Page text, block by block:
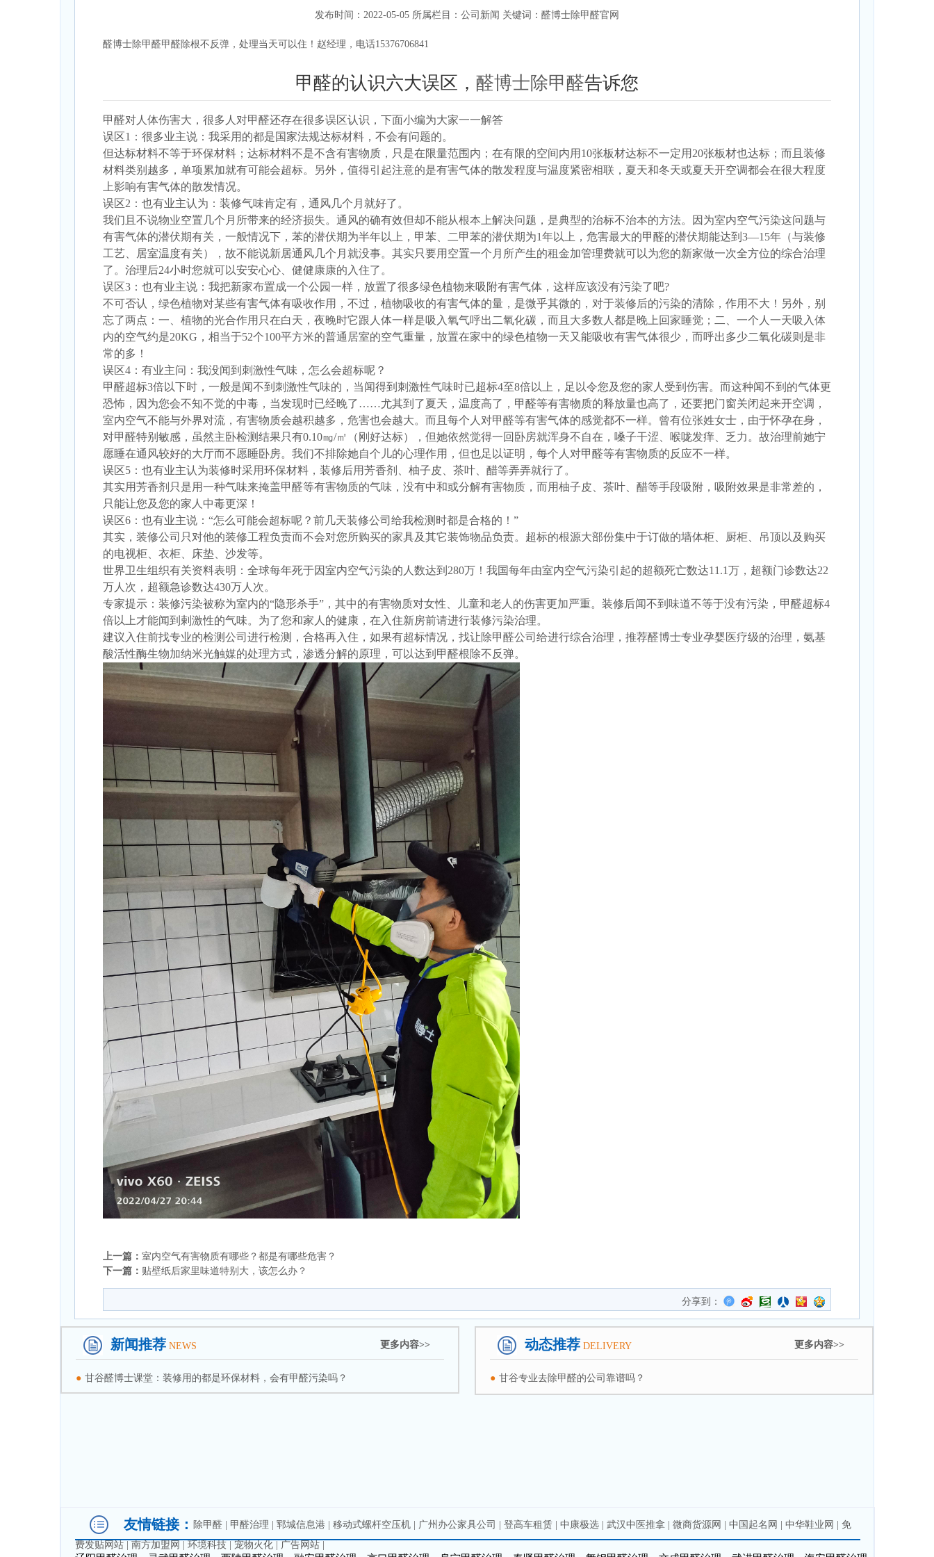
发布时间：2022-05-05 所属栏目：公司新闻 关键词：醛博士除甲醛官网
醛博士除甲醛甲醛除根不反弹，处理当天可以住！赵经理，电话15376706841
甲醛的认识六大误区， 醛博士除甲醛告诉您
甲醛对人体伤害大，很多人对甲醛还存在很多误区认识，下面小编为大家一一解答
误区1：很多业主说：我采用的都是国家法规达标材料，不会有问题的。
但达标材料不等于环保材料；达标材料不是不含有害物质，只是在限量范围内；在有限的空间内用10张板材达标不一定用20张板材也达标；而且装修
材料类别越多，单项累加就有可能会超标。另外，值得引起注意的是有害气体的散发程度与温度紧密相联，夏天和冬天或夏天开空调都会在很大程度
上影响有害气体的散发情况。
误区2：也有业主认为：装修气味肯定有，通风几个月就好了。
我们且不说物业空置几个月所带来的经济损失。通风的确有效但却不能从根本上解决问题，是典型的治标不治本的方法。因为室内空气污染这问题与
有害气体的潜伏期有关，一般情况下，苯的潜伏期为半年以上，甲苯、二甲苯的潜伏期为1年以上，危害最大的甲醛的潜伏期能达到3—15年（与装修
工艺、居室温度有关），故不能说新居通风几个月就没事。其实只要用空置一个月所产生的租金加管理费就可以为您的新家做一次全方位的综合治理
了。治理后24小时您就可以安安心心、健健康康的入住了。
误区3：也有业主说：我把新家布置成一个公园一样，放置了很多绿色植物来吸附有害气体，这样应该没有污染了吧?
不可否认，绿色植物对某些有害气体有吸收作用，不过，植物吸收的有害气体的量，是微乎其微的，对于装修后的污染的清除，作用不大！另外，别
忘了两点：一、植物的光合作用只在白天，夜晚时它跟人体一样是吸入氧气呼出二氧化碳，而且大多数人都是晚上回家睡觉；二、一个人一天吸入体
内的空气约是20KG，相当于52个100平方米的普通居室的空气重量，放置在家中的绿色植物一天又能吸收有害气体很少，而呼出多少二氧化碳则是非
常的多！
误区4：有业主问：我没闻到刺激性气味，怎么会超标呢？
甲醛超标3倍以下时，一般是闻不到刺激性气味的，当闻得到刺激性气味时已超标4至8倍以上，足以令您及您的家人受到伤害。而这种闻不到的气体更
恐怖，因为您会不知不觉的中毒，当发现时已经晚了……尤其到了夏天，温度高了，甲醛等有害物质的释放量也高了，还要把门窗关闭起来开空调，
室内空气不能与外界对流，有害物质会越积越多，危害也会越大。而且每个人对甲醛等有害气体的感觉都不一样。曾有位张姓女士，由于怀孕在身，
对甲醛特别敏感，虽然主卧检测结果只有0.10㎎/㎡（刚好达标），但她依然觉得一回卧房就浑身不自在，嗓子干涩、喉咙发痒、乏力。故治理前她宁
愿睡在通风较好的大厅而不愿睡卧房。我们不排除她自个儿的心理作用，但也足以证明，每个人对甲醛等有害物质的反应不一样。
误区5：也有业主认为装修时采用环保材料，装修后用芳香剂、柚子皮、茶叶、醋等弄弄就行了。
其实用芳香剂只是用一种气味来掩盖甲醛等有害物质的气味，没有中和或分解有害物质，而用柚子皮、茶叶、醋等手段吸附，吸附效果是非常差的，
只能让您及您的家人中毒更深！
误区6：也有业主说：“怎么可能会超标呢？前几天装修公司给我检测时都是合格的！”
其实，装修公司只对他的装修工程负责而不会对您所购买的家具及其它装饰物品负责。超标的根源大部份集中于订做的墙体柜、厨柜、吊顶以及购买
的电视柜、衣柜、床垫、沙发等。
世界卫生组织有关资料表明：全球每年死于因室内空气污染的人数达到280万！我国每年由室内空气污染引起的超额死亡数达11.1万，超额门诊数达22
万人次，超额急诊数达430万人次。
专家提示：装修污染被称为室内的“隐形杀手”，其中的有害物质对女性、儿童和老人的伤害更加严重。装修后闻不到味道不等于没有污染，甲醛超标4
倍以上才能闻到剌激性的气味。为了您和家人的健康，在入住新房前请进行装修污染治理。
建议入住前找专业的检测公司进行检测，合格再入住，如果有超标情况，找让除甲醛公司给进行综合治理，推荐醛博士专业孕婴医疗级的治理，氨基
酸活性酶生物加纳米光触媒的处理方式，渗透分解的原理，可以达到 甲醛根除不反弹。
上一篇： 室内空气有害物质有哪些？都是有哪些危害？
下一篇： 贴壁纸后家里味道特别大，该怎么办？
分享到：
新闻推荐 NEWS 更多内容>>
● 甘谷醛博士课堂：装修用的都是环保材料，会有甲醛污染吗？
动态推荐 DELIVERY 更多内容>>
● 甘谷专业去除甲醛的公司靠谱吗？
友情链接： 除甲醛 甲醛治理 郓城信息港 移动式螺杆空压机 广州办公家具公司 登高车租赁 中康极选 武汉中医推拿 微商货源网 中国起名网 中华鞋业网
免
费发贴网站
南方加盟网 环境科技 宠物火化 广告网站